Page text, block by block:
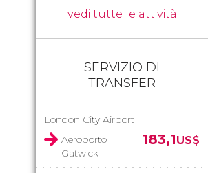
vedi tutte le attività
SERVIZIO DI
TRANSFER
London City Airport
Aeroporto
Gatwick
183,1US$